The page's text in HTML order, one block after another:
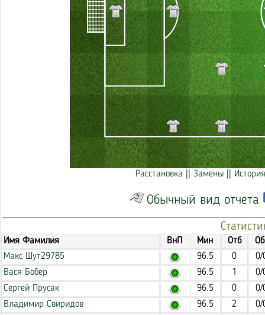
Расстановка Замены
Обычный вид отчета
Имя Фамилия ВнП Мин Отб
Макс Шут29785
96.5 0
0/
Вася Бобер
96.5 1
0/
Сергей Прусак
96.5 0
0/
Владимир Свиридов
96.5 2
0/